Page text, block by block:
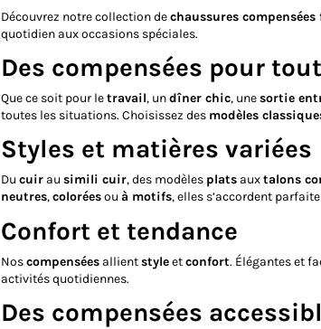
Découvrez notre collection dechaussures compensées
quotidien aux occasions spéciales.
Des compensées pour
Que ce soit pour letravail, undîner chic, unesortie
toutes les situations. Choisissez des modèles
Styles et matières variées
Du cuir au simili cuir, des modèles plats auxtalons
neutres,coloréesou à motifs, elles s’accordent
Confort et tendance
Noscompensées allientstyleetconfort. Élégantes et
activités quotidiennes.
Des compensées